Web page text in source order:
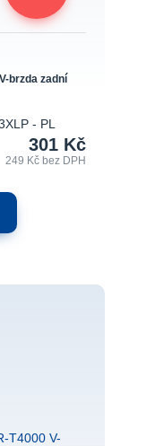
brzda zadní
- PL
301 Kč
249 Kčbez DPH